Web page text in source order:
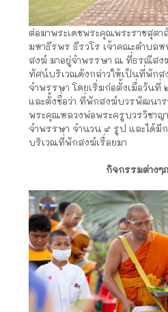
ต่อมาพระเดชพระคุณพระราชสุตา
มหาธีรพร ธีรวโร เจ้าคณะตำบล
สงฆ์ มาอยู่จำพรรษา ณ ที่ธรณีส
ทัศน์บริเวณดังกล่าวให้เป็นที่พัก
จำพรรษา โดยเริ่มก่อตั้งเมื่อวัน
และตั้งชื่อว่า ที่พักสงฆ์บวรพัฒนาร
พระคุณหลวงพ่อพระครูบวรวิชา
จำพรรษา จำนวน ๕ รูป และได้
บริเวณที่พักสงฆ์เรื่อยมา
กิจกรรมต่างๆ